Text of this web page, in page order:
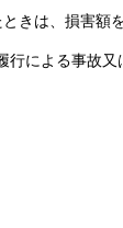
きは、損害額
による事故